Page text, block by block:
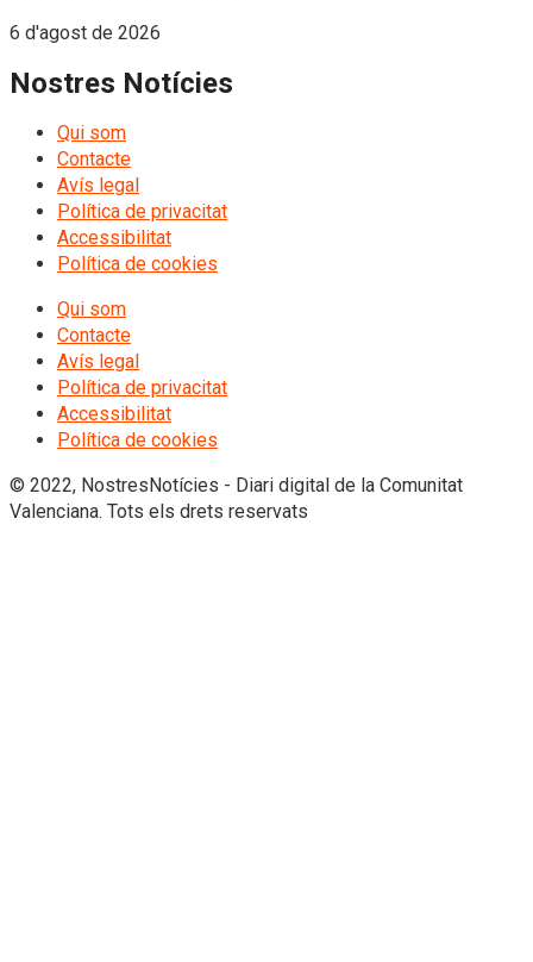
6 d'agost de 2026
Nostres Notícies
Qui som
Contacte
Avís legal
Política de privacitat
Accessibilitat
Política de cookies
Qui som
Contacte
Avís legal
Política de privacitat
Accessibilitat
Política de cookies
© 2022, NostresNotícies - Diari digital de la Comunitat
Valenciana. Tots els drets reservats